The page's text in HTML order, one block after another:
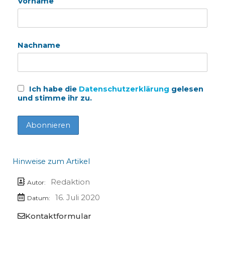
Nachname
Ich habe die Datenschutzerklärung gelesen
und stimme ihr zu.
Hinweise zum Artikel
Autor: Redaktion
Datum:
16. Juli 2020
Kontaktformular